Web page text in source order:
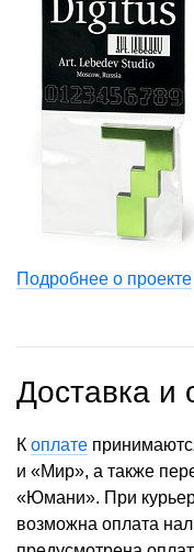
Подробнее о проекте
Доставка и
К оплате
и «Мир», а также
«Юмани». При
возможна оплата